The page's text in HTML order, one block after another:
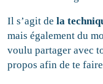
Il s’agit dela
mais également du
voulu partager avec
propos afin de te